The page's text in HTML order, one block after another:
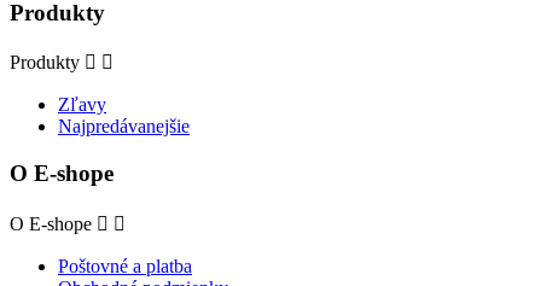
Produkty
Produkty  
Zľavy
Najpredávanejšie
O E-shope
O E-shope  
Poštovné a platba